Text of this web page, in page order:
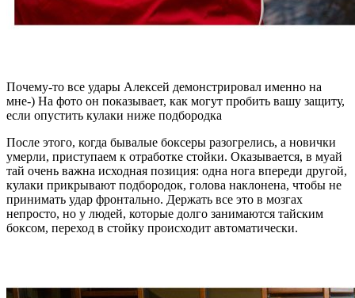
Почему-то все удары Алексей демонстрировал именно на
мне-) На фото он показывает, как могут пробить вашу защиту,
если опустить кулаки ниже подбородка
После этого, когда бывалые боксеры разогрелись, а новички
умерли, приступаем к отработке стойки. Оказывается, в муай
тай очень важна исходная позиция: одна нога впереди другой,
кулаки прикрывают подбородок, голова наклонена, чтобы не
принимать удар фронтально. Держать все это в мозгах
непросто, но у людей, которые долго занимаются тайским
боксом, переход в стойку происходит автоматически.